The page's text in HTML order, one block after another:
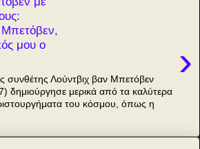
Μπετόβεν,
μου ο
›
συνθέτης Λούντβιχ βαν Μπετόβεν
δημιούργησε μερικά από τα καλύτερα
του κόσμου, όπως η